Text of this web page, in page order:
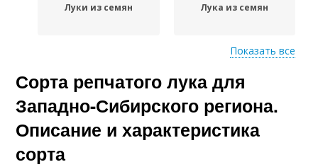
Луки из семян Лука из семян
Лук в открытом
грунте
Лука на грядке
Показать все
Сорта репчатого лука для
Западно-Сибирского региона.
Описание и характеристика
сорта